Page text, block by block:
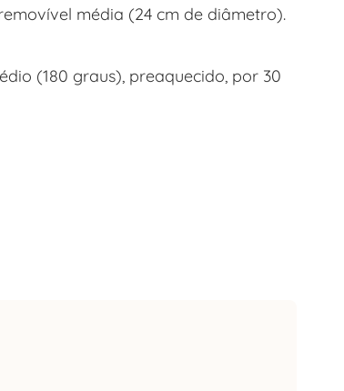
média (24 cm de diâmetro).
(180 graus), preaquecido, por 30